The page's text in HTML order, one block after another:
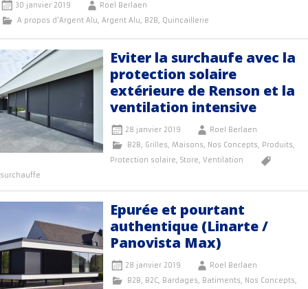
30 janvier 2019
Roel Berlaen
A propos d'Argent Alu, Argent Alu, B2B, Quincaillerie
Eviter la surchaufe avec la
protection solaire
extérieure de Renson et la
ventilation intensive
28 janvier 2019
Roel Berlaen
B2B, Grilles, Maisons, Nos Concepts, Produits,
Protection solaire, Store, Ventilation
surchauffe
Epurée et pourtant
authentique (Linarte /
Panovista Max)
28 janvier 2019
Roel Berlaen
B2B, B2C, Bardages, Batiments, Nos Concepts,